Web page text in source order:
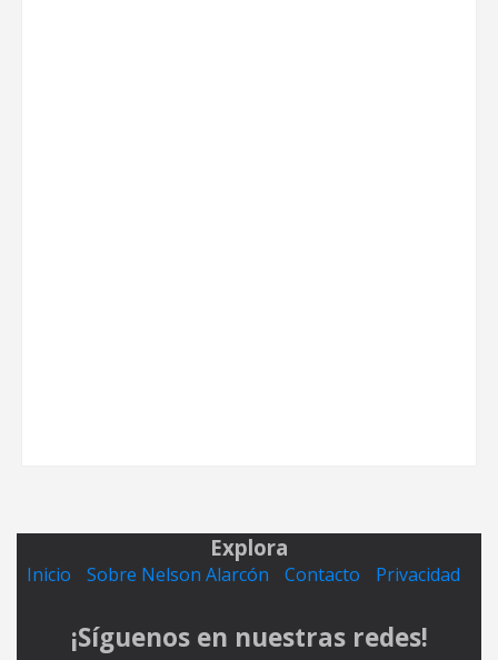
Explora
Inicio Sobre Nelson Alarcón Contacto Privacidad
¡Síguenos en nuestras redes!